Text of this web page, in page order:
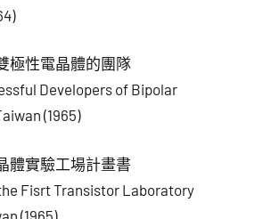
極性電晶體的團隊
Developers of Bipolar
(1965)
體實驗工場計畫書
Fisrt Transistor Laboratory
(1965)